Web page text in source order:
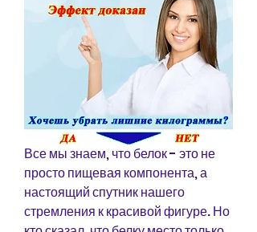
Все мы знаем, что белок - это не
просто пищевая компонента, а
настоящий спутник нашего
стремления к красивой фигуре. Но